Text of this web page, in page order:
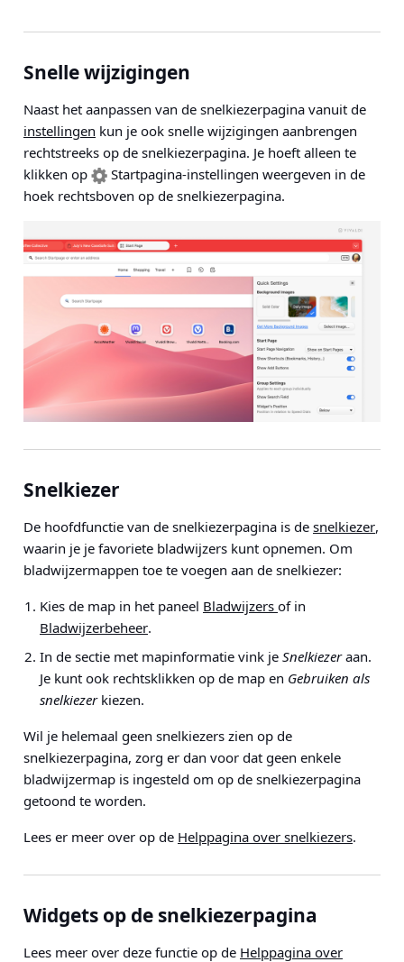
Snelle wijzigingen
Naast het aanpassen van de snelkiezerpagina vanuit de
instellingen kun je ook snelle wijzigingen aanbrengen
rechtstreeks op de snelkiezerpagina. Je hoeft alleen te
klikken op
Startpagina-instellingen weergeven in de
hoek rechtsboven op de snelkiezerpagina.
Snelkiezer
De hoofdfunctie van de snelkiezerpagina is de snelkiezer,
waarin je je favoriete bladwijzers kunt opnemen. Om
bladwijzermappen toe te voegen aan de snelkiezer:
Kies de map in het paneel Bladwijzers of in
Bladwijzerbeheer.
In de sectie met mapinformatie vink je Snelkiezeraan.
Je kunt ook rechtsklikken op de map en Gebruiken als
snelkiezerkiezen.
Wil je helemaal geen snelkiezers zien op de
snelkiezerpagina, zorg er dan voor dat geen enkele
bladwijzermap is ingesteld om op de snelkiezerpagina
getoond te worden.
Lees er meer over op de Helppagina over snelkiezers.
Widgets op de snelkiezerpagina
Lees meer over deze functie op de Helppagina over